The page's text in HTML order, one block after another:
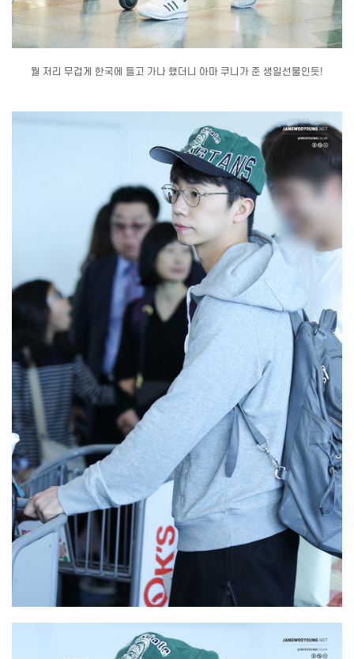
뭘 저리 무겁게 한국에 들고 가나 했더니 아마 쿠니가 준 생일선물인듯!